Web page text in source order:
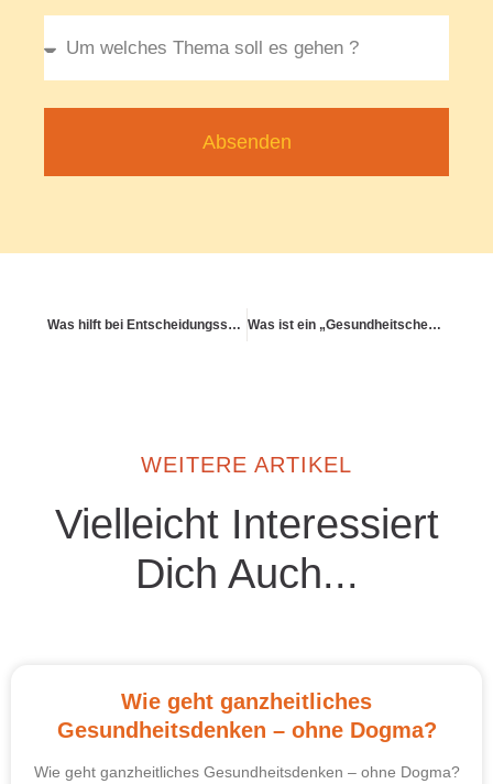
Absenden
Was hilft bei Entscheidungsschwierigkeiten im Alltag? Was ist ein „Gesundheitscheck-in“ im Daily Business?
WEITERE ARTIKEL
Vielleicht Interessiert
Dich Auch...
Wie geht ganzheitliches
Gesundheitsdenken – ohne Dogma?
Wie geht ganzheitliches Gesundheitsdenken – ohne Dogma?